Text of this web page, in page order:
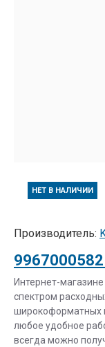
НЕТ В НАЛИЧИИ
Производитель:
Интернет-
спектром
широкоформатных
любое удобное
всегда можно